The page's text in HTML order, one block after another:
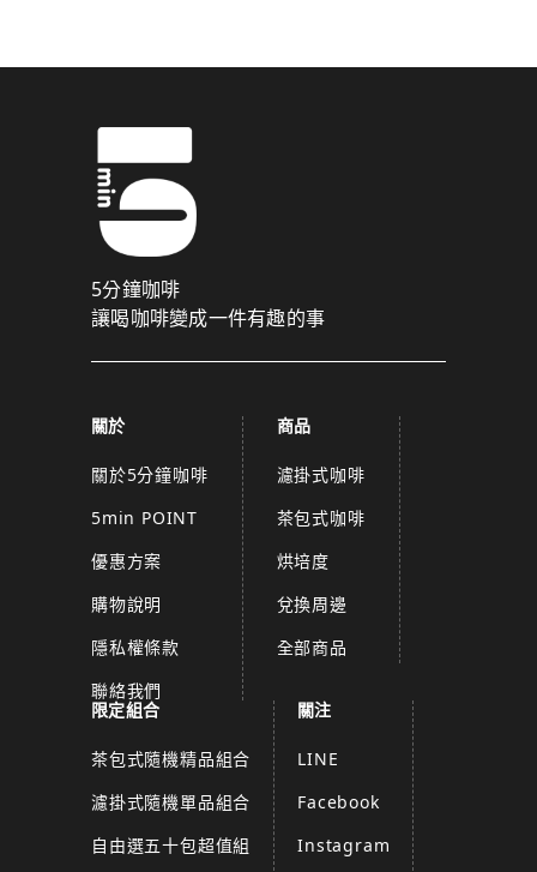
5分鐘咖啡
讓喝咖啡變成一件有趣的事
關於
關於5分鐘咖啡
5min POINT
優惠方案
購物說明
隱私權條款
聯絡我們
商品
濾掛式咖啡
茶包式咖啡
烘培度
兌換周邊
全部商品
限定組合
茶包式隨機精品組合
濾掛式隨機單品組合
自由選五十包超值組
關注
LINE
Facebook
Instagram